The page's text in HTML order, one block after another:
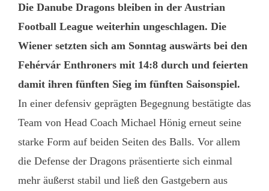
Die Danube Dragons bleiben in der Austrian
Football League weiterhin ungeschlagen. Die
Wiener setzten sich am Sonntag auswärts bei den
Fehérvár Enthroners mit 14:8 durch und feierten
damit ihren fünften Sieg im fünften Saisonspiel.
In einer defensiv geprägten Begegnung bestätigte das
Team von Head Coach Michael Hönig erneut seine
starke Form auf beiden Seiten des Balls. Vor allem
die Defense der Dragons präsentierte sich einmal
mehr äußerst stabil und ließ den Gastgebern aus